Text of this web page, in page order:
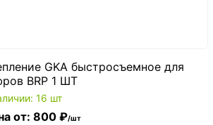
GKA быстросъемное для
BRP 1 ШТ
16 шт
от: 800 ₽/шт